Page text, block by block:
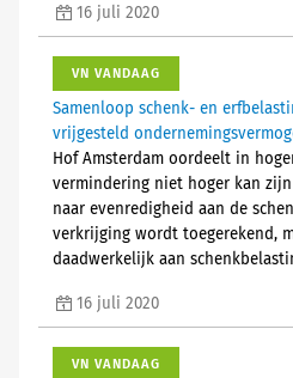
16 juli 2020
VN VANDAAG
Samenloop schenk- en
vrijgesteld
Hof Amsterdam oordeelt in
vermindering niet hoger kan
naar evenredigheid aan de
verkrijging wordt toegerekend,
daadwerkelijk aan
16 juli 2020
VN VANDAAG